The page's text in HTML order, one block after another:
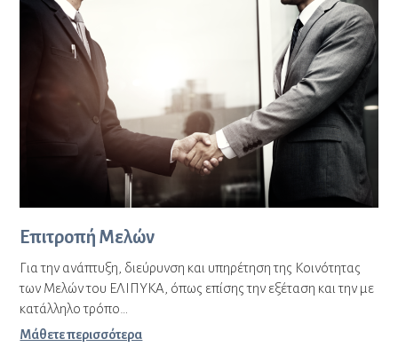
Επιτροπή Μελών
Για την ανάπτυξη, διεύρυνση και υπηρέτηση της Κοινότητας
των Μελών του ΕΛΙΠΥΚΑ, όπως επίσης την εξέταση και την με
κατάλληλο τρόπο…
Μάθετε περισσότερα